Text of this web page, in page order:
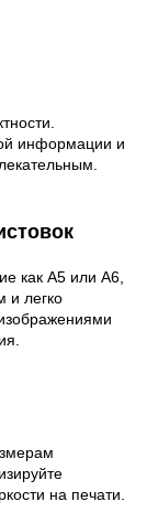
информации и
как A5 или A6,
и легко
на печати.